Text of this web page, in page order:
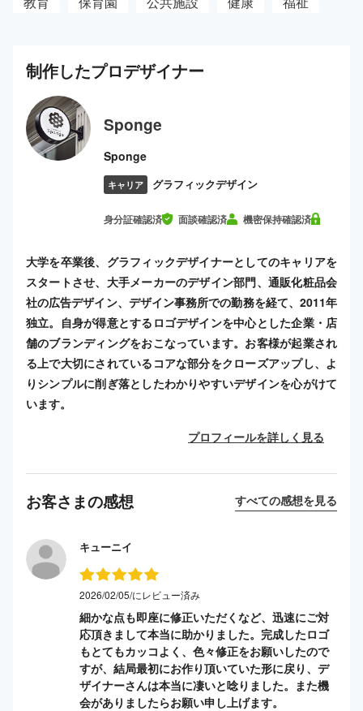
制作したプロデザイナー
Sponge
Sponge
キャリア グラフィックデザイン
身分証確認済 面談確認済 機密保持確認済
大学を卒業後、グラフィックデザイナーとしてのキャリアを
スタートさせ、大手メーカーのデザイン部門、通販化粧品会
社の広告デザイン、デザイン事務所での勤務を経て、2011年
独立。自身が得意とするロゴデザインを中心とした企業・店
舗のブランディングをおこなっています。お客様が起業され
る上で大切にされているコアな部分をクローズアップし、よ
りシンプルに削ぎ落としたわかりやすいデザインを心がけて
います。
プロフィールを詳しく見る
お客さまの感想 すべての感想を見る
キューニイ
2026/02/05/にレビュー済み
細かな点も即座に修正いただくなど、迅速にご対
応頂きまして本当に助かりました。完成したロゴ
もとてもカッコよく、色々修正をお願いしたので
すが、結局最初にお作り頂いていた形に戻り、デ
ザイナーさんは本当に凄いと唸りました。また機
会がありましたらお願い申し上げます。